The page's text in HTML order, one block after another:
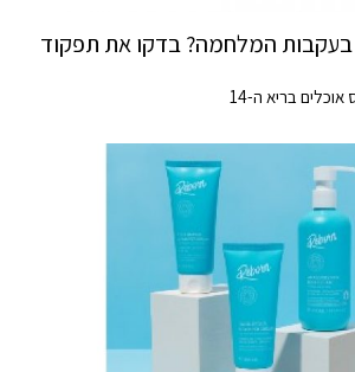
המלחמה? בדקו את תפקוד
בריא ה-14